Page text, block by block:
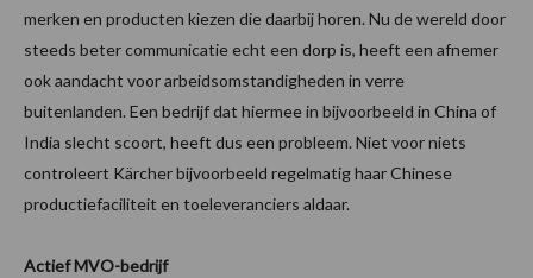
merken en producten kiezen die daarbij horen. Nu de wereld door
steeds beter communicatie echt een dorp is, heeft een afnemer
ook aandacht voor arbeidsomstandigheden in verre
buitenlanden. Een bedrijf dat hiermee in bijvoorbeeld in China of
India slecht scoort, heeft dus een probleem. Niet voor niets
controleert Kärcher bijvoorbeeld regelmatig haar Chinese
productiefaciliteit en toeleveranciers aldaar.
Actief MVO-bedrijf